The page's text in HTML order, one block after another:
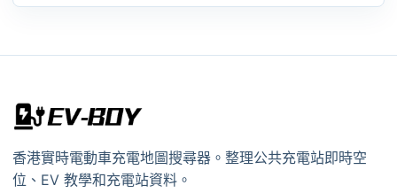
香港實時電動車充電地圖搜尋器。整理公共充電站即時空
位、EV 教學和充電站資料。